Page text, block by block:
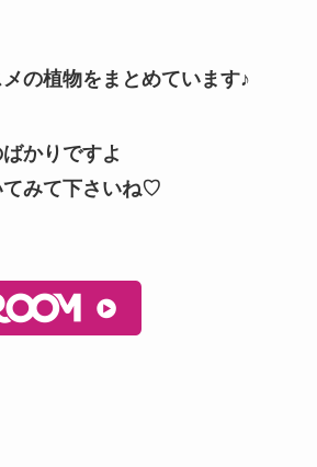
の植物をまとめています♪
かりですよ
てみて下さいね♡